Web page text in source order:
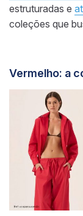
estruturadas e
coleções que
Vermelho: a